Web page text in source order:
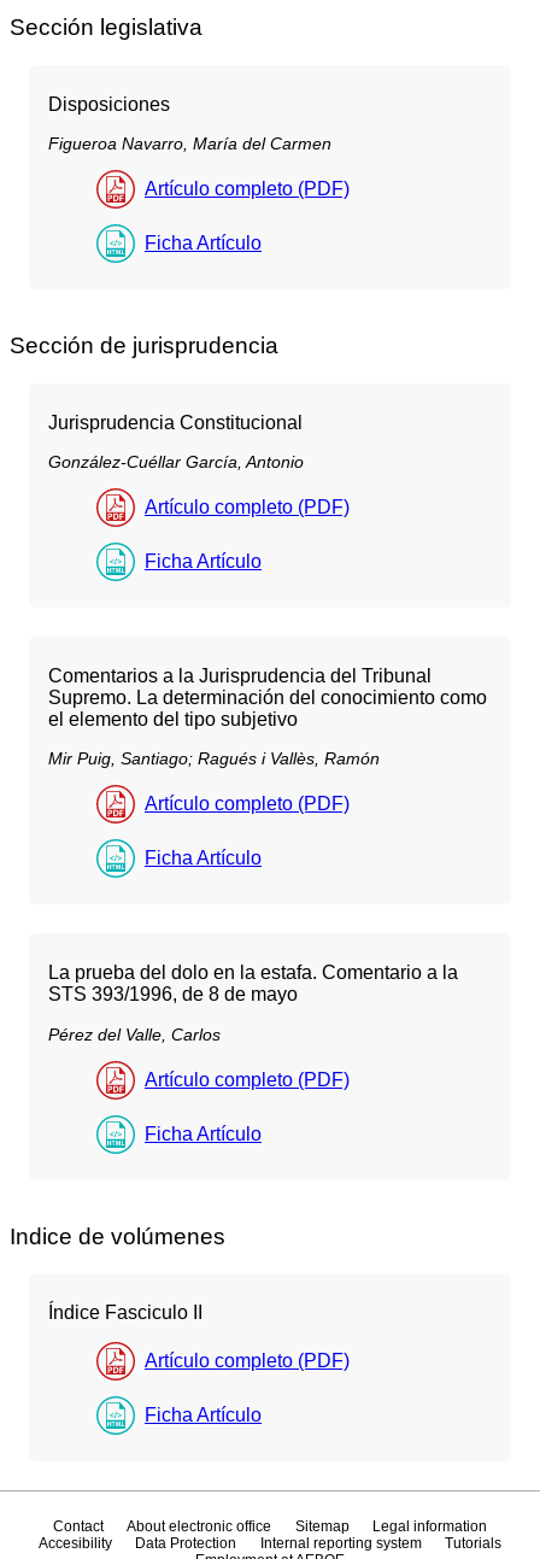
Sección legislativa
Disposiciones
Figueroa Navarro, María del Carmen
Artículo completo (PDF)
Ficha Artículo
Sección de jurisprudencia
Jurisprudencia Constitucional
González-Cuéllar García, Antonio
Artículo completo (PDF)
Ficha Artículo
Comentarios a la Jurisprudencia del Tribunal
Supremo. La determinación del conocimiento como
el elemento del tipo subjetivo
Mir Puig, Santiago; Ragués i Vallès, Ramón
Artículo completo (PDF)
Ficha Artículo
La prueba del dolo en la estafa. Comentario a la
STS 393/1996, de 8 de mayo
Pérez del Valle, Carlos
Artículo completo (PDF)
Ficha Artículo
Indice de volúmenes
Índice Fasciculo II
Artículo completo (PDF)
Ficha Artículo
Contact About electronic office Sitemap
Legal information
Accesibility
Data Protection Internal reporting system
Tutorials